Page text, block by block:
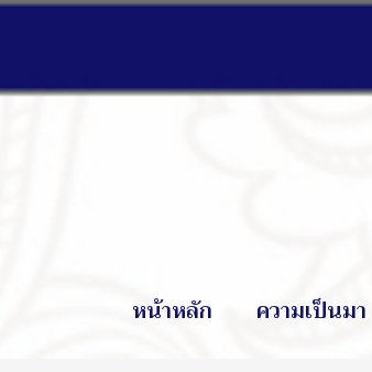
หน้าหลัก ความเป็นมา